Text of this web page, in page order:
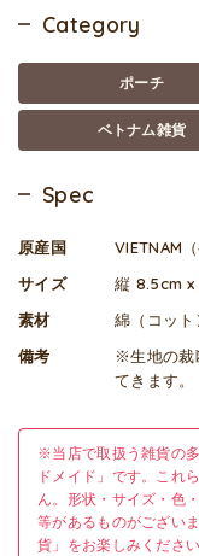
Category
ポーチ
ベトナム雑貨
Spec
原産国
VIETNAM
サイズ
縦 8.5cm x
素材
綿（コット
備考
※生地の裁
てきます。
※当店で取扱う雑貨の
ドメイド」です。これ
ん。形状・サイズ・色
等があるものがござい
貨」をお楽しみください